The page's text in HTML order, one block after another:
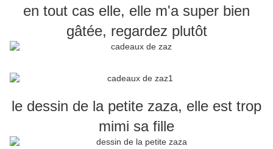
en tout cas elle, elle m'a super bien
gâtée, regardez plutôt
le dessin de la petite zaza, elle est trop
mimi sa fille